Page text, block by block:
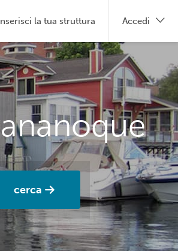
cerca
la tua struttura Accedi